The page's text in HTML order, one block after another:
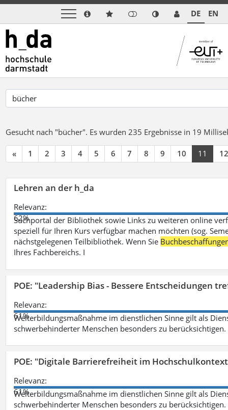
DE EN
Gesucht nach "bücher". Es wurden 235 Ergebnisse in 19
« 1 2 3 4 5 6 7 8 9 10 11 12
Lehren an der h_da
Relevanz:
62%
Suchportal der Bibliothek sowie Links zu weiteren online
speziell für Ihren Kurs verfügbar machen möchten (sog.
nächstgelegenen Teilbibliothek. Wenn Sie
Ihres Fachbereichs. I
POE: "Leadership Bias - Bessere Entscheidungen
Relevanz:
61%
Weiterbildungsmaßnahme im dienstlichen Sinne gilt als
schwerbehinderter Menschen besonders zu berücksichtigen.
POE: "Digitale Barrierefreiheit im
Relevanz:
61%
Weiterbildungsmaßnahme im dienstlichen Sinne gilt als
schwerbehinderter Menschen besonders zu berücksichtigen.